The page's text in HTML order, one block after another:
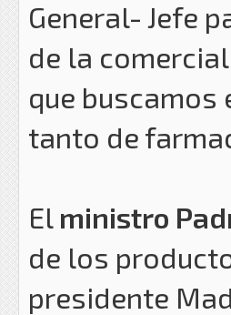
General- Jefe
de la
que
tanto de
El ministro
de los
presidente